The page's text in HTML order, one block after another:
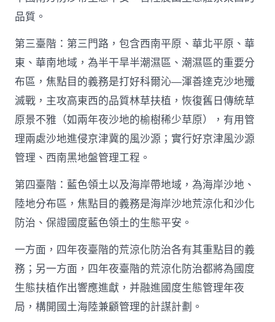
品質。
第三臺階：第三門路，包含西南平原、華北平原、華
東、華南地域，為半干旱半潮濕區、潮濕區的重要分
布區，焦點目的義務是打好科爾沁—渾善達克沙地殲
滅戰，主攻高東西的品質林草扶植，恢復舊日傳統草
原景不雅（如兩年夜沙地的榆樹稀少草原），有用管
理兩處沙地進侵京津冀的風沙源；實行好京津風沙源
管理、西南黑地盤管理工程。
第四臺階：藍色領土以及海岸帶地域，為海岸沙地、
陸地分布區，焦點目的義務是海岸沙地荒涼化和沙化
防治、保證國度藍色領土的生態平安。
一方面，四年夜臺階的荒涼化防治各有其重點目的義
務；另一方面，四年夜臺階的荒涼化防治都將為國度
生態扶植作出響應進獻，并融進國度生態管理年夜
局，構開國土海陸兼顧管理的計謀計劃。